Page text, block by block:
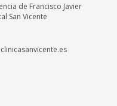
de Francisco Javier
San Vicente